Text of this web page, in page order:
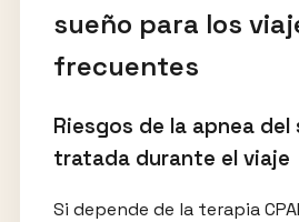
sueño para los
frecuentes
Riesgos de la apnea del
tratada durante el viaje
Si depende de la terapia